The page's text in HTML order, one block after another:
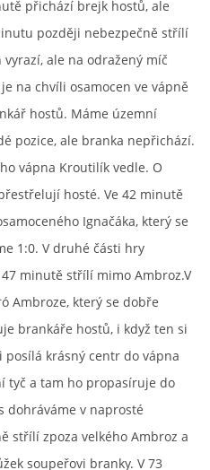
704
/ 0800
přichází brejk hostů, ale
později nebezpečně střílí
ale na odražený míč
na chvíli osamocen ve vápně
hostů. Máme územní
pozice, ale branka nepřichází.
vápna Kroutilík vedle. O
hosté. Ve 42 minutě
Ignačáka, který se
1:0. V druhé části hry
minutě střílí mimo Ambroz.V
Ambroze, který se dobře
brankáře hostů, i když ten si
krásný centr do vápna
tyč a tam ho propasíruje do
dohráváme v naprosté
střílí zpoza velkého Ambroz a
soupeřovi branky. V 73